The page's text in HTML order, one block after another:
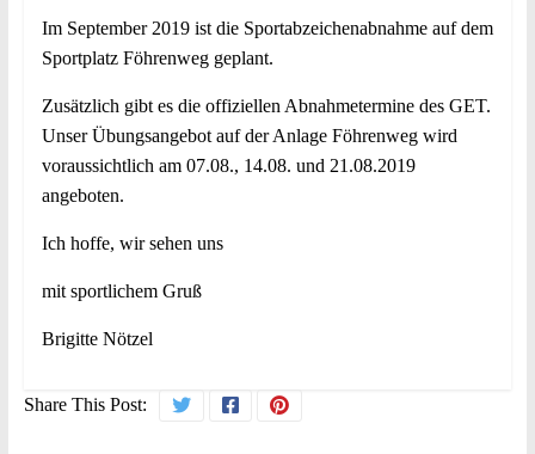
Im September 2019 ist die Sportabzeichenabnahme auf dem
Sportplatz Föhrenweg geplant.
Zusätzlich gibt es die offiziellen Abnahmetermine des GET.
Unser Übungsangebot auf der Anlage Föhrenweg wird
voraussichtlich am 07.08., 14.08. und 21.08.2019
angeboten.
Ich hoffe, wir sehen uns
mit sportlichem Gruß
Brigitte Nötzel
Share This Post: